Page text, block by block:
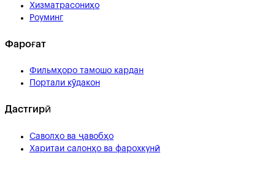
Хизматрасониҳо
Роуминг
Фароғат
Фильмҳоро тамошо кардан
Портали кӯдакон
Дастгирӣ
Саволҳо ва ҷавобҳо
Харитаи салонҳо ва фарохкунӣ